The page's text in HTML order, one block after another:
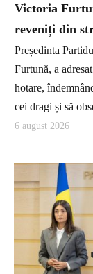
Victoria
reveniți din
Președinta
Furtună, a
hotare,
cei dragi și să
6 august 2026